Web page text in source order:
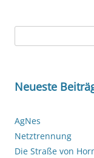
nach:
Neueste
AgNes
Netztrennung
Die Straße von